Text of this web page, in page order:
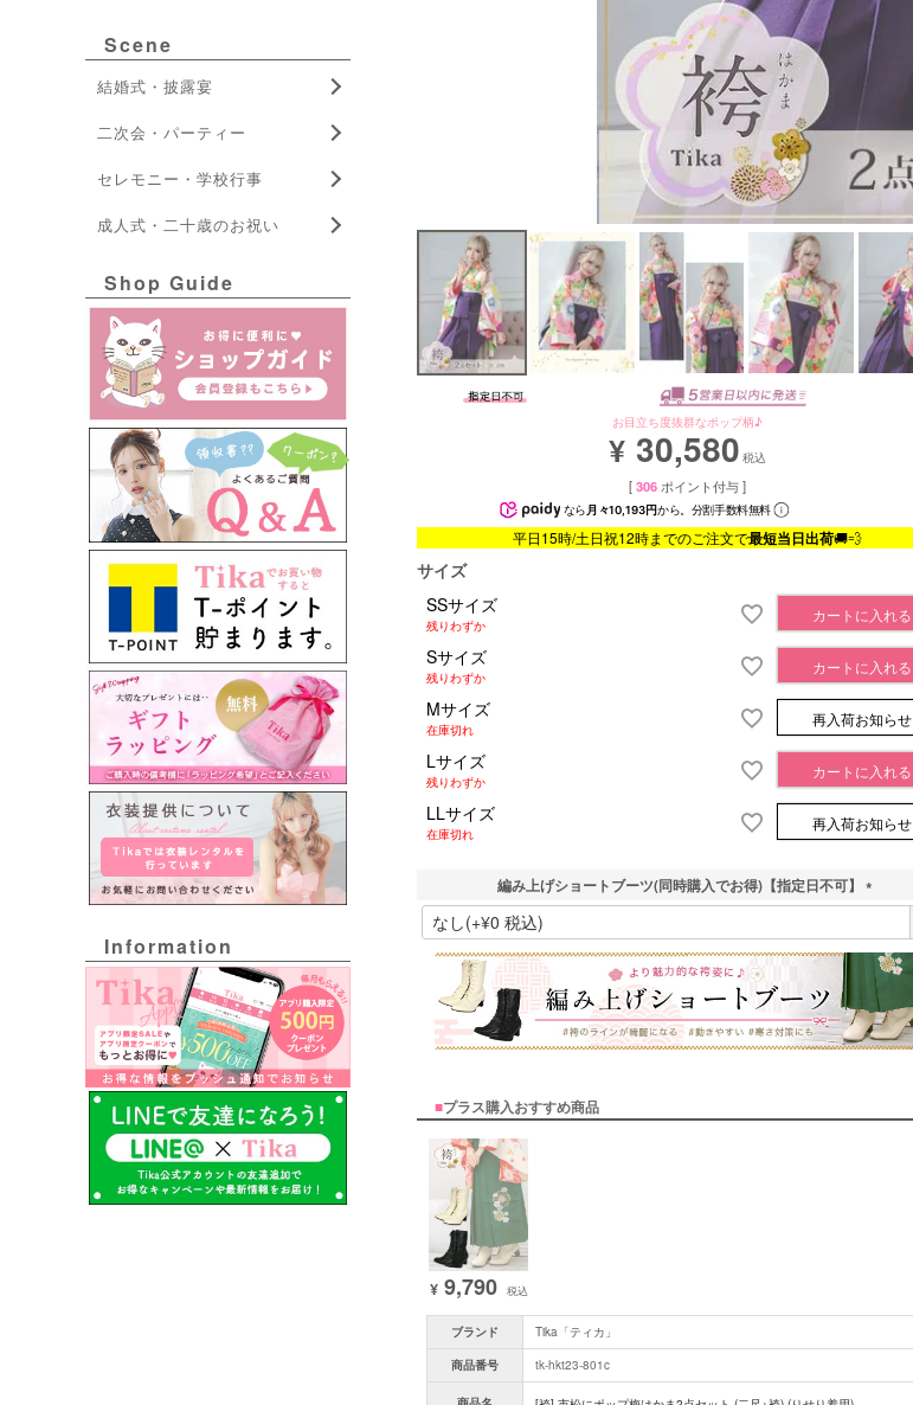
Scene
結婚式・披露宴
二次会・パーティー
セレモニー・学校行事
成人式・二十歳のお祝い
Shop Guide
Information
お目立ち度抜群なポップ柄♪
¥ 30,580 税込
[ 306 ポイント付与 ]
なら 月々10,193円から。分割手数料無料
平日15時/土日祝12時までのご注文で最短当日出荷🚚💨
サイズ
SSサイズ
残りわずか
カートに入れる
Sサイズ
残りわずか
カートに入れる
Mサイズ
在庫切れ
再入荷お知らせ
Lサイズ
残りわずか
カートに入れる
LLサイズ
在庫切れ
再入荷お知らせ
編み上げショートブーツ(同時購入でお得)【指定日不可】
(
必
須
■プラス購入おすすめ商品
¥ 9,790 税込
ブランド
Tika「ティカ」
商品番号
tk-hkt23-801c